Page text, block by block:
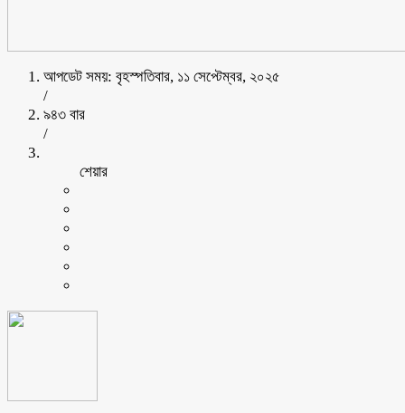
আপডেট সময়: বৃহস্পতিবার, ১১ সেপ্টেম্বর, ২০২৫
/
৯৪৩ বার
/
শেয়ার